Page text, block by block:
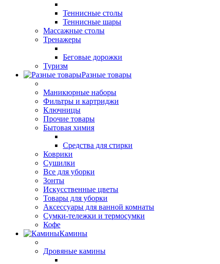
Теннисные столы
Теннисные шары
Массажные столы
Тренажеры
Беговые дорожки
Туризм
Разные товары
Маникюрные наборы
Фильтры и картриджи
Ключницы
Прочие товары
Бытовая химия
Средства для стирки
Коврики
Сушилки
Все для уборки
Зонты
Искусственные цветы
Товары для уборки
Аксессуары для ванной комнаты
Сумки-тележки и термосумки
Кофе
Камины
Дровяные камины